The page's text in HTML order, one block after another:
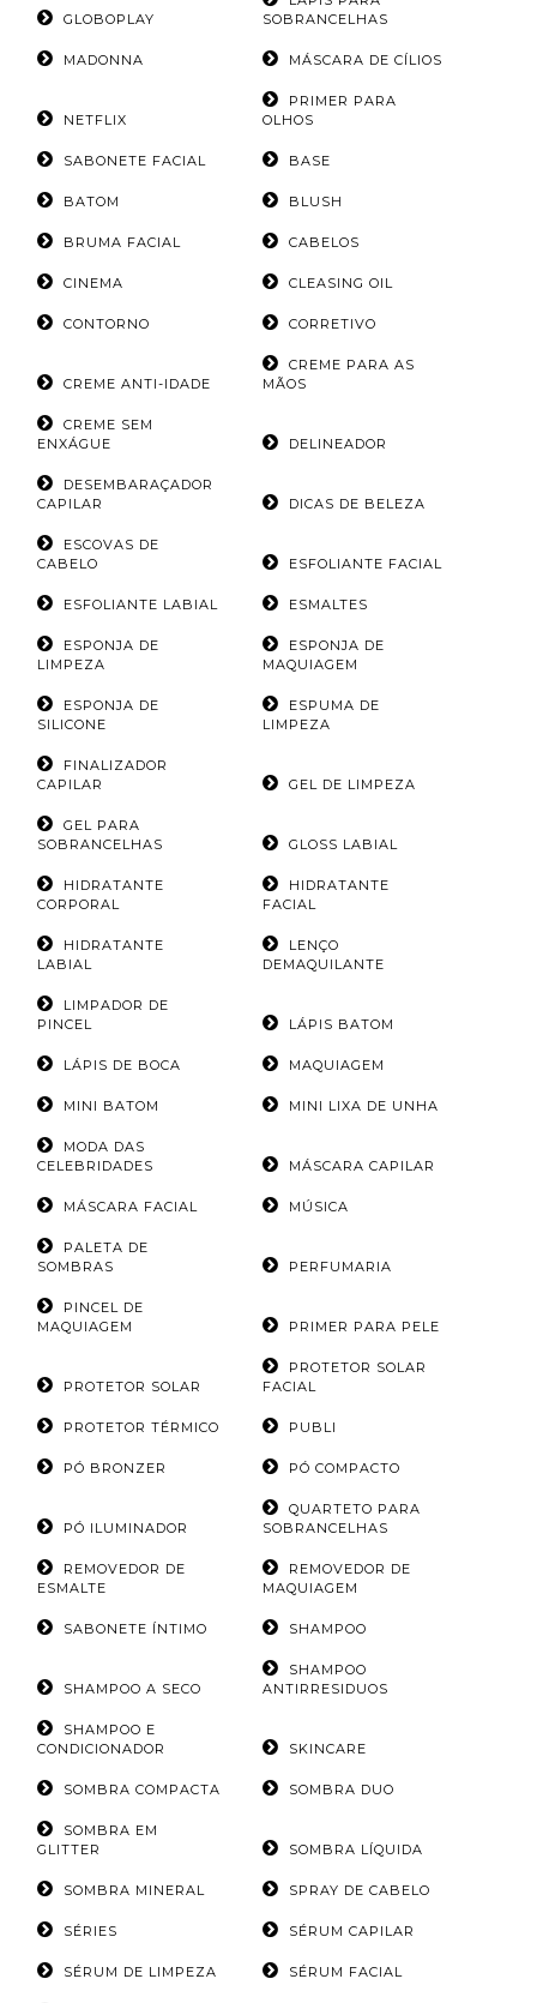
GLOBOPLAY
SOBRANCELHAS
MADONNA MÁSCARA DE CÍLIOS
NETFLIX
PRIMER PARA
OLHOS
SABONETE FACIAL BASE
BATOM BLUSH
BRUMA FACIAL CABELOS
CINEMA CLEASING OIL
CONTORNO CORRETIVO
CREME ANTI-IDADE
CREME PARA AS
MÃOS
CREME SEM
ENXÁGUE
DELINEADOR
DESEMBARAÇADOR
CAPILAR
DICAS DE BELEZA
ESCOVAS DE
CABELO
ESFOLIANTE FACIAL
ESFOLIANTE LABIAL ESMALTES
ESPONJA DE
LIMPEZA
ESPONJA DE
MAQUIAGEM
ESPONJA DE
SILICONE
ESPUMA DE
LIMPEZA
FINALIZADOR
CAPILAR
GEL DE LIMPEZA
GEL PARA
SOBRANCELHAS
GLOSS LABIAL
HIDRATANTE
CORPORAL
HIDRATANTE
FACIAL
HIDRATANTE
LABIAL
LENÇO
DEMAQUILANTE
LIMPADOR DE
PINCEL
LÁPIS BATOM
LÁPIS DE BOCA MAQUIAGEM
MINI BATOM MINI LIXA DE UNHA
MODA DAS
CELEBRIDADES
MÁSCARA CAPILAR
MÁSCARA FACIAL MÚSICA
PALETA DE
SOMBRAS
PERFUMARIA
PINCEL DE
MAQUIAGEM
PRIMER PARA PELE
PROTETOR SOLAR
PROTETOR SOLAR
FACIAL
PROTETOR TÉRMICO PUBLI
PÓ BRONZER PÓ COMPACTO
PÓ ILUMINADOR
QUARTETO PARA
SOBRANCELHAS
REMOVEDOR DE
ESMALTE
REMOVEDOR DE
MAQUIAGEM
SABONETE ÍNTIMO SHAMPOO
SHAMPOO A SECO
SHAMPOO
ANTIRRESIDUOS
SHAMPOO E
CONDICIONADOR
SKINCARE
SOMBRA COMPACTA SOMBRA DUO
SOMBRA EM
GLITTER
SOMBRA LÍQUIDA
SOMBRA MINERAL SPRAY DE CABELO
SÉRIES SÉRUM CAPILAR
SÉRUM DE LIMPEZA SÉRUM FACIAL